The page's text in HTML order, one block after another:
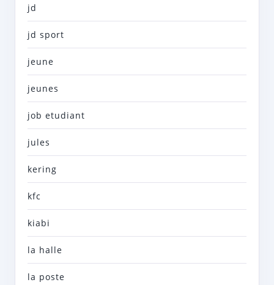
jd
jd sport
jeune
jeunes
job etudiant
jules
kering
kfc
kiabi
la halle
la poste